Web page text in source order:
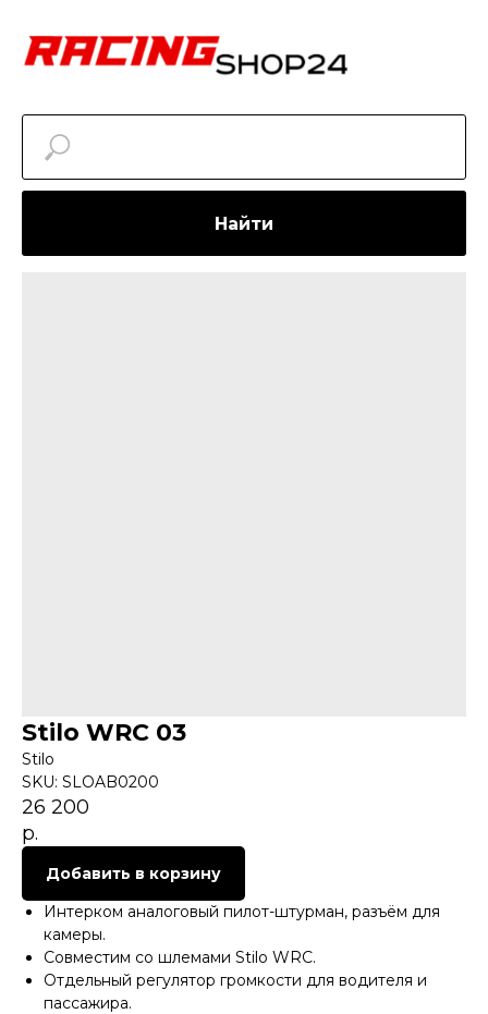
Найти
Stilo WRC 03
Stilo
SKU: SLOAB0200
26 200
р.
Добавить в корзину
Интерком аналоговый пилот-штурман, разъём для
камеры.
Совместим со шлемами Stilo WRC.
Отдельный регулятор громкости для водителя и
пассажира.